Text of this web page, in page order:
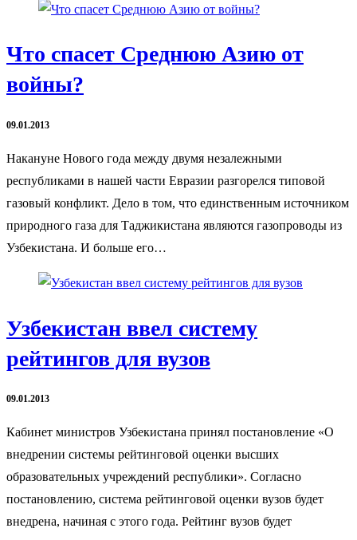
Что спасет Среднюю Азию от
войны?
09.01.2013
Накануне Нового года между двумя незалежными
республиками в нашей части Евразии разгорелся типовой
газовый конфликт. Дело в том, что единственным источником
природного газа для Таджикистана являются газопроводы из
Узбекистана. И больше его…
Узбекистан ввел систему
рейтингов для вузов
09.01.2013
Кабинет министров Узбекистана принял постановление «О
внедрении системы рейтинговой оценки высших
образовательных учреждений республики». Согласно
постановлению, система рейтинговой оценки вузов будет
внедрена, начиная с этого года. Рейтинг вузов будет